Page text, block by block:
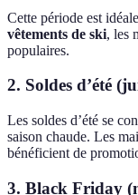
Cette période est
vêtements de ski, les
populaires.
2. Soldes d’été
Les soldes d’été se
saison chaude. Les
bénéficient de
3. Black Friday